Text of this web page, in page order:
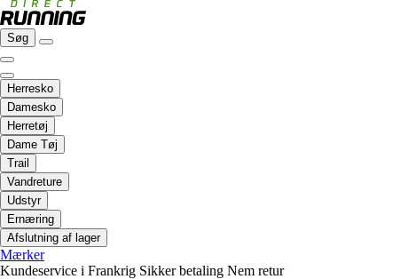
Søg
Herresko
Damesko
Herretøj
Dame Tøj
Trail
Vandreture
Udstyr
Ernæring
Afslutning af lager
Mærker
Kundeservice i Frankrig Sikker betaling Nem retur